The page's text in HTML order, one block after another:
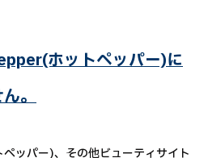
ホットペッパー)に
。
ッパー)、その他ビューティサイト